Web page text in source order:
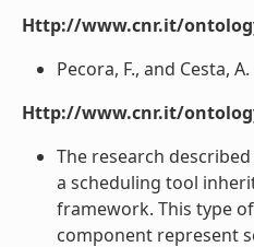
Http://www.cnr.it/
Pecora, F., and Cesta,
Http://www.cnr.it/
The research
a scheduling tool
framework. This type
component represent